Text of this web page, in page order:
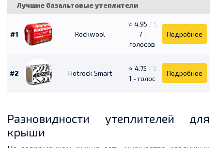
Лучшие базальтовые утеплители
#1 Rockwool
⭐ 4.95 / 5
7 -
голосов
Подробнее
#2 Hotrock Smart
⭐ 4.75 / 5
1 - голос
Подробнее
Разновидности утеплителей для
крыши